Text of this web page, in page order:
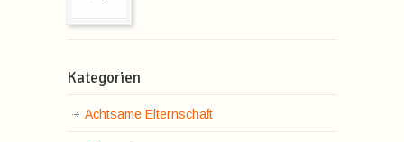
Kategorien
Achtsame Elternschaft